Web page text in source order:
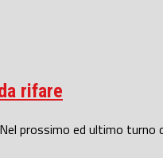
rifare
prossimo ed ultimo